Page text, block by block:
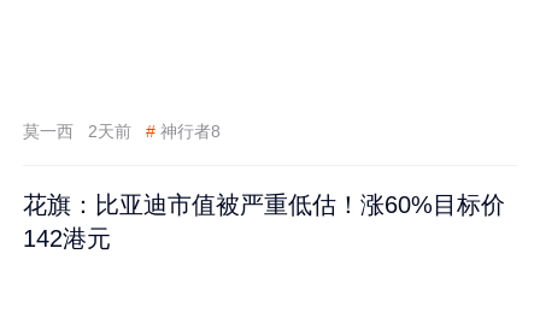
莫一西 2天前 # 神行者8
花旗：比亚迪市值被严重低估！涨60%目标价
142港元